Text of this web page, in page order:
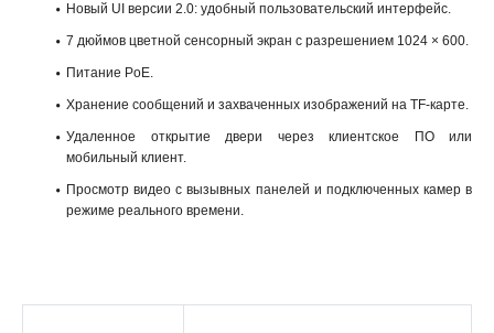
Новый UI версии 2.0: удобный пользовательский интерфейс.
7 дюймов цветной сенсорный экран с разрешением 1024 × 600.
Питание PoE.
Хранение сообщений и захваченных изображений на TF-карте.
Удаленное открытие двери через клиентское ПО или
мобильный клиент.
Просмотр видео с вызывных панелей и подключенных камер в
режиме реального времени.